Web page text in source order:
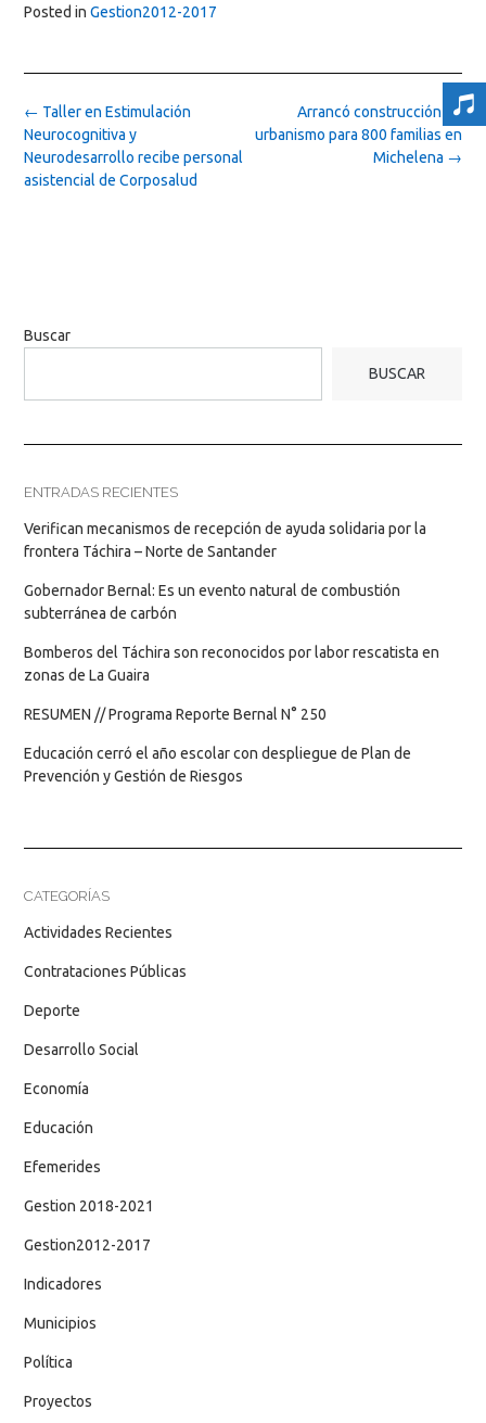
Posted in Gestion2012-2017
Post
navigation
Arrancó construcción de
urbanismo para 800 familias en
Michelena →
← Taller en Estimulación
Neurocognitiva y
Neurodesarrollo recibe personal
asistencial de Corposalud
Buscar
BUSCAR
ENTRADAS RECIENTES
Verifican mecanismos de recepción de ayuda solidaria por la
frontera Táchira – Norte de Santander
Gobernador Bernal: Es un evento natural de combustión
subterránea de carbón
Bomberos del Táchira son reconocidos por labor rescatista en
zonas de La Guaira
RESUMEN // Programa Reporte Bernal N° 250
Educación cerró el año escolar con despliegue de Plan de
Prevención y Gestión de Riesgos
CATEGORÍAS
Actividades Recientes
Contrataciones Públicas
Deporte
Desarrollo Social
Economía
Educación
Efemerides
Gestion 2018-2021
Gestion2012-2017
Indicadores
Municipios
Política
Proyectos